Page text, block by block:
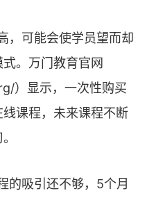
，可能会使学员望而却
。万门教育官网
）显示，一次性购买
课程，未来课程不断
的吸引还不够，5个月